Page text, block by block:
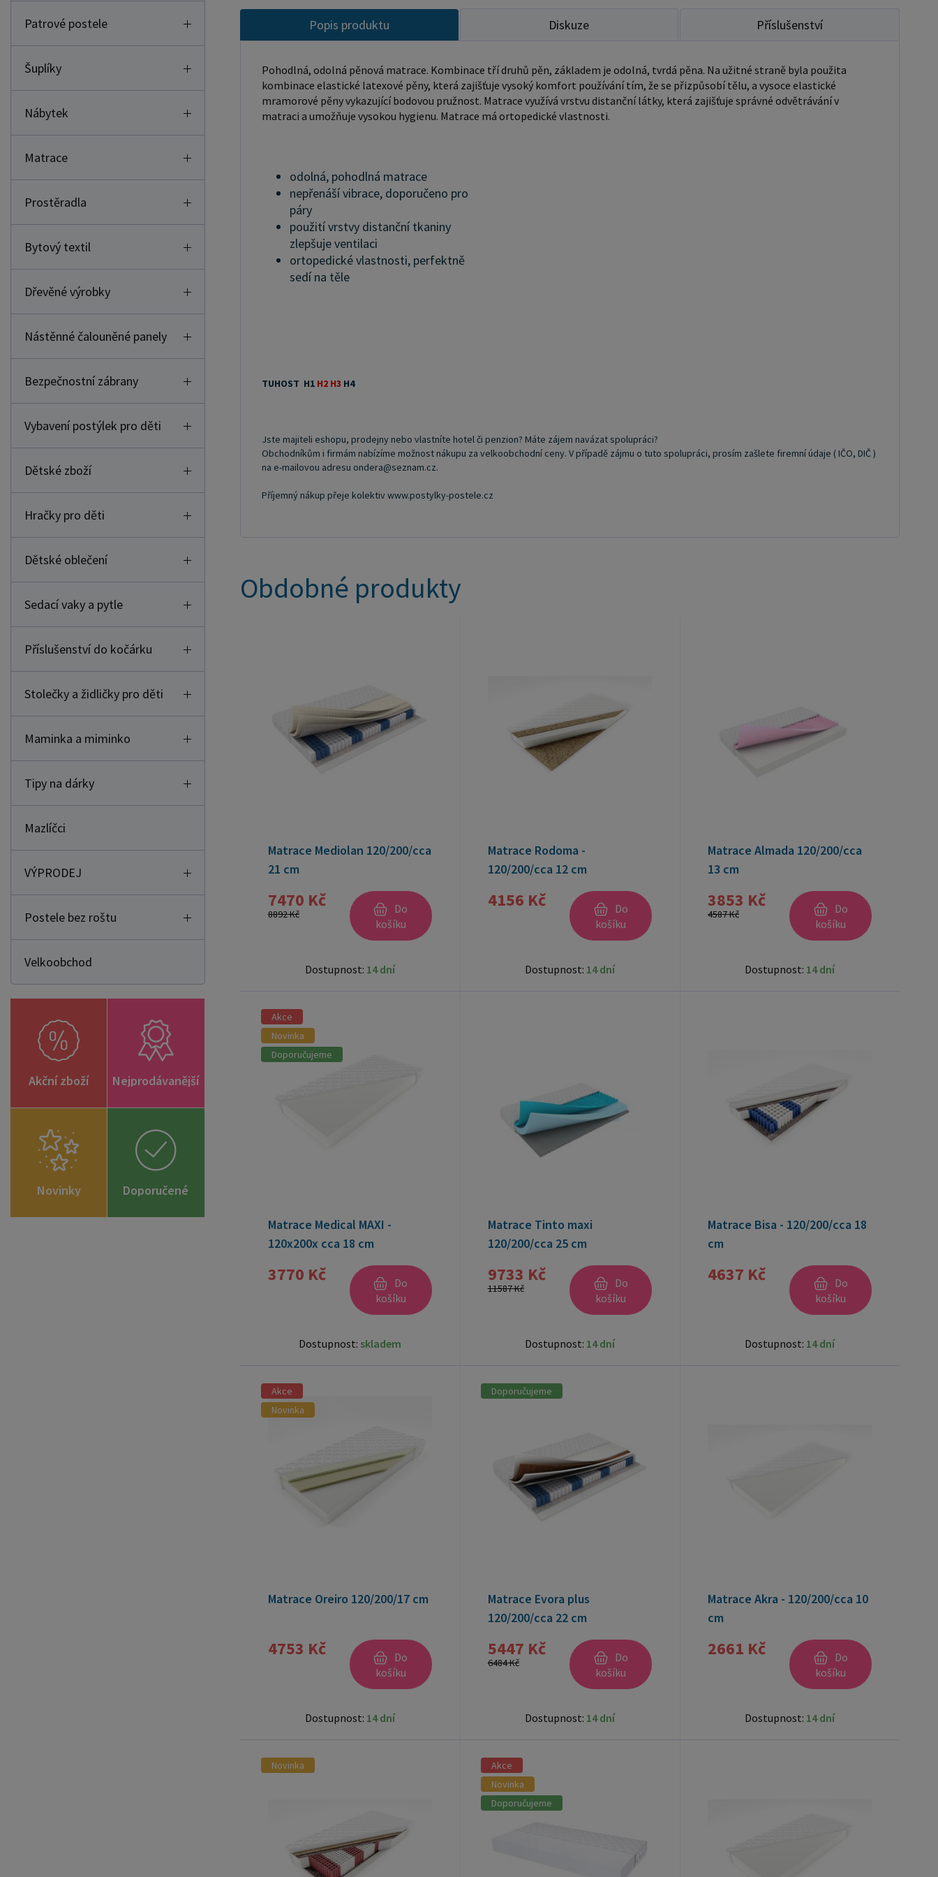
Patrové postele
Šuplíky
Nábytek
Matrace
Prostěradla
Bytový textil
Dřevěné výrobky
Nástěnné čalouněné panely
Bezpečnostní zábrany
Vybavení postýlek pro děti
Dětské zboží
Hračky pro děti
Dětské oblečení
Sedací vaky a pytle
Příslušenství do kočárku
Stolečky a židličky pro děti
Maminka a miminko
Tipy na dárky
Mazlíčci
VÝPRODEJ
Postele bez roštu
Velkoobchod
Akční zboží Nejprodávanější
Novinky
Doporučené
zboží
Popis produktu Diskuze Příslušenství
Pohodlná, odolná pěnová matrace. Kombinace tří druhů pěn, základem je odolná, tvrdá pěna. Na užitné straně byla použita
kombinace elastické latexové pěny, která zajišťuje vysoký komfort používání tím, že se přizpůsobí tělu, a vysoce elastické
mramorové pěny vykazující bodovou pružnost. Matrace využívá vrstvu distanční látky, která zajišťuje správné odvětrávání v
matraci a umožňuje vysokou hygienu. Matrace má ortopedické vlastnosti.
odolná, pohodlná matrace
nepřenáší vibrace, doporučeno pro
páry
použití vrstvy distanční tkaniny
zlepšuje ventilaci
ortopedické vlastnosti, perfektně
sedí na těle
TUHOST H1 H2 H3 H4
Jste majiteli eshopu, prodejny nebo vlastníte hotel či penzion? Máte zájem navázat spolupráci?
Obchodníkům i firmám nabízíme možnost nákupu za velkoobchodní ceny. V případě zájmu o tuto spolupráci, prosím zašlete firemní údaje ( IČO, DIČ )
na e-mailovou adresu ondera@seznam.cz.
Příjemný nákup přeje kolektiv www.postylky-postele.cz
Obdobné produkty
Matrace Mediolan 120/200/cca
21 cm
7470 Kč
8892 Kč
Do
košíku
Dostupnost: 14 dní
Matrace Rodoma -
120/200/cca 12 cm
4156 Kč
Do
košíku
Dostupnost: 14 dní
Matrace Almada 120/200/cca
13 cm
3853 Kč
4587 Kč
Do
košíku
Dostupnost: 14 dní
Akce
Novinka
Doporučujeme
Matrace Medical MAXI -
120x200x cca 18 cm
3770 Kč
Do
košíku
Dostupnost: skladem
Matrace Tinto maxi
120/200/cca 25 cm
9733 Kč
11587 Kč
Do
košíku
Dostupnost: 14 dní
Matrace Bisa - 120/200/cca 18
cm
4637 Kč
Do
košíku
Dostupnost: 14 dní
Akce
Novinka
Matrace Oreiro 120/200/17 cm
4753 Kč
Do
košíku
Dostupnost: 14 dní
Doporučujeme
Matrace Evora plus
120/200/cca 22 cm
5447 Kč
6484 Kč
Do
košíku
Dostupnost: 14 dní
Matrace Akra - 120/200/cca 10
cm
2661 Kč
Do
košíku
Dostupnost: 14 dní
Novinka
Akce
Novinka
Doporučujeme